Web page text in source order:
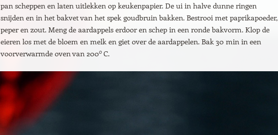
pan scheppen en laten uitlekken op keukenpapier. De ui in halve dunne ringen
snijden en in het bakvet van het spek goudbruin bakken. Bestrooi met paprikapoeder,
peper en zout. Meng de aardappels erdoor en schep in een ronde bakvorm. Klop de
eieren los met de bloem en melk en giet over de aardappelen. Bak 30 min in een
voorverwarmde oven van 200o C.